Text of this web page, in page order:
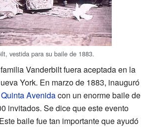
vestida para su baile de 1883.
Vanderbilt fuera aceptada en la
York. En marzo de 1883, inauguró
Quinta Avenidacon un enorme baile de
invitados. Se dice que este evento
baile fue tan importante que ayudó